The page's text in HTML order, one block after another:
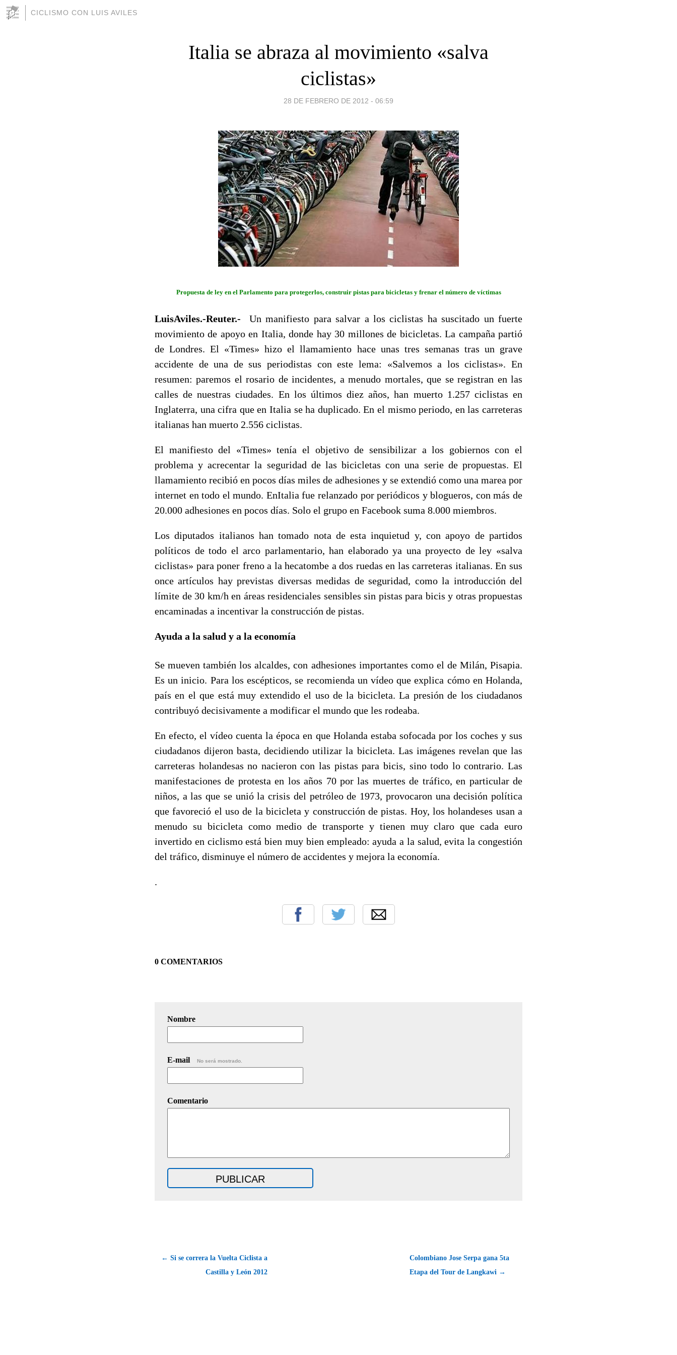
CICLISMO CON LUIS AVILES
Italia se abraza al movimiento «salva
ciclistas»
28 DE FEBRERO DE 2012 - 06:59
Propuesta de ley en el Parlamento para protegerlos, construir pistas para bicicletas y frenar el número de víctimas
LuisAviles.-Reuter.-
Un manifiesto para salvar a los ciclistas ha suscitado un fuerte
movimiento de apoyo en Italia, donde hay 30 millones de bicicletas. La campaña partió
de Londres. El «Times» hizo el llamamiento hace unas tres semanas tras un grave
accidente de una de sus periodistas con este lema: «Salvemos a los ciclistas». En
resumen: paremos el rosario de incidentes, a menudo mortales, que se registran en las
calles de nuestras ciudades. En los últimos diez años, han muerto 1.257 ciclistas en
Inglaterra, una cifra que en Italia se ha duplicado. En el mismo periodo, en las carreteras
italianas han muerto 2.556 ciclistas.
El manifiesto del «Times» tenía el objetivo de sensibilizar a los gobiernos con el
problema y acrecentar la seguridad de las bicicletas con una serie de propuestas. El
llamamiento recibió en pocos días miles de adhesiones y se extendió como una marea por
internet en todo el mundo. EnItalia fue relanzado por periódicos y blogueros, con más de
20.000 adhesiones en pocos días. Solo el grupo en Facebook suma 8.000 miembros.
Los diputados italianos han tomado nota de esta inquietud y, con apoyo de partidos
políticos de todo el arco parlamentario, han elaborado ya unaproyecto de ley «salva
ciclistas» para poner freno a la hecatombe a dos ruedas en las carreteras italianas. En sus
once artículos hay previstas diversas medidas de seguridad, como la introducción del
límite de 30 km/h en áreas residenciales sensibles sin pistas para bicis y otras propuestas
encaminadas a incentivar la construcción de pistas.
Ayuda a la salud y a la economía
Se mueven también los alcaldes, con adhesiones importantes como el de Milán, Pisapia.
Es un inicio. Para los escépticos, se recomienda un vídeo que explica cómo en Holanda,
país en el que está muy extendido el uso de la bicicleta. La presión de los ciudadanos
contribuyó decisivamente a modificar el mundo que les rodeaba.
En efecto, el vídeo cuenta la época en que Holanda estaba sofocada por los coches y sus
ciudadanos dijeron basta, decidiendo utilizar la bicicleta. Las imágenes revelan que las
carreteras holandesas no nacieron con las pistas para bicis, sino todo lo contrario. Las
manifestaciones de protesta en los años 70 por las muertes de tráfico, en particular de
niños, a las que se unió la crisis del petróleo de 1973, provocaron una decisión política
que favoreció el uso de la bicicleta y construcción de pistas. Hoy, los holandeses usan a
menudo su bicicleta como medio de transporte y tienen muy claro que cada euro
invertido en ciclismo está bien muy bien empleado: ayuda a la salud, evita la congestión
del tráfico, disminuye el número de accidentes y mejora la economía.
.
0 COMENTARIOS
Nombre
E-mail No será mostrado.
Comentario
← Si se correra la Vuelta Ciclista a
Castilla y León 2012
Colombiano Jose Serpa gana 5ta
Etapa del Tour de Langkawi →